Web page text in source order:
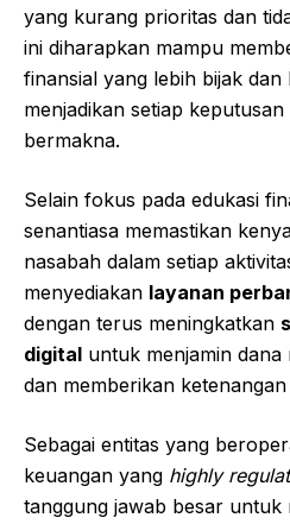
yang kurang prioritas dan
ini diharapkan mampu
finansial yang lebih bijak
menjadikan setiap
bermakna.
Selain fokus pada edukasi
senantiasa memastikan
nasabah dalam setiap
menyediakan layanan
dengan terus meningkatkan
digital untuk menjamin
dan memberikan
Sebagai entitas yang
keuangan yang highly
tanggung jawab besar untuk